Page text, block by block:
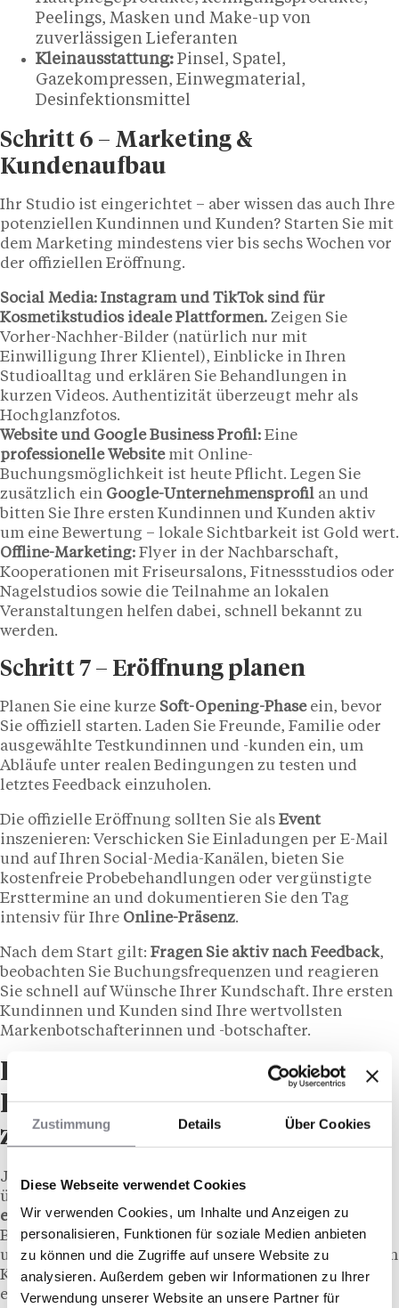
Zustimmung Details Über Cookies
Diese Webseite verwendet Cookies
Wir verwenden Cookies, um Inhalte und Anzeigen zu
personalisieren, Funktionen für soziale Medien anbieten
zu können und die Zugriffe auf unsere Website zu
analysieren. Außerdem geben wir Informationen zu Ihrer
Verwendung unserer Website an unsere Partner für
Peelings, Masken und Make-up von
zuverlässigen Lieferanten
Kleinausstattung: Pinsel, Spatel,
Gazekompressen, Einwegmaterial,
Desinfektionsmittel
Schritt 6 – Marketing &
Kundenaufbau
Ihr Studio ist eingerichtet – aber wissen das auch Ihre
potenziellen Kundinnen und Kunden? Starten Sie mit
dem Marketing mindestens vier bis sechs Wochen vor
der offiziellen Eröffnung.
Social Media: Instagram und TikTok sind für
Kosmetikstudios ideale Plattformen. Zeigen Sie
Vorher-Nachher-Bilder (natürlich nur mit
Einwilligung Ihrer Klientel), Einblicke in Ihren
Studioalltag und erklären Sie Behandlungen in
kurzen Videos. Authentizität überzeugt mehr als
Hochglanzfotos.
Website und Google Business Profil: Eine
professionelle Websitemit Online-
Buchungsmöglichkeit ist heute Pflicht. Legen Sie
zusätzlich ein Google-Unternehmensprofil an und
bitten Sie Ihre ersten Kundinnen und Kunden aktiv
um eine Bewertung – lokale Sichtbarkeit ist Gold wert.
Offline-Marketing: Flyer in der Nachbarschaft,
Kooperationen mit Friseursalons, Fitnessstudios oder
Nagelstudios sowie die Teilnahme an lokalen
Veranstaltungen helfen dabei, schnell bekannt zu
werden.
Schritt 7 – Eröffnung planen
Planen Sie eine kurze Soft-Opening-Phase ein, bevor
Sie offiziell starten. Laden Sie Freunde, Familie oder
ausgewählte Testkundinnen und -kunden ein, um
Abläufe unter realen Bedingungen zu testen und
letztes Feedback einzuholen.
Die offizielle Eröffnung sollten Sie als Event
inszenieren: Verschicken Sie Einladungen per E-Mail
und auf Ihren Social-Media-Kanälen, bieten Sie
kostenfreie Probebehandlungen oder vergünstigte
Ersttermine an und dokumentieren Sie den Tag
intensiv für Ihre Online-Präsenz.
Nach dem Start gilt: Fragen Sie aktiv nach Feedback,
beobachten Sie Buchungsfrequenzen und reagieren
Sie schnell auf Wünsche Ihrer Kundschaft. Ihre ersten
Kundinnen und Kunden sind Ihre wertvollsten
Markenbotschafterinnen und -botschafter.
Ist es möglich, ein
Kosmetikstudio als Franchise
zu eröffnen?
Ja, statt ein Studio von Grund auf neu aufzubauen,
übernehmen Sie mit einem
erprobtes Konzept mit etablierter Marke, fertigen
Betriebsprozessen, bewährten Marketingmaterialien
und laufendem Support durch den Franchisegeber. Im
Kosmetik-Bereich gibt es in Deutschland und Europa
einige bekannteKosmetik-Franchise-Systeme: